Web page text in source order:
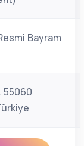
Bayram
55060